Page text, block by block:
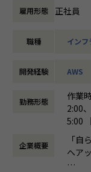
・トレノケートア
*EC-Council,
**Fortinet
****Marketing
【入社後のフロー】
・1ヵ月：社内ツ
のアカウント作成
プログラムガイド
【仕事内容】
スタートアップか
発 / 構築〜リリース
構築」「開発 / 構
【Sun terrasの特徴
■豊富なキャリアパ
・上流工程から下
0%以上を占めてい
雇用形態 正社員
職種 イン
開発経験 AWS
勤務形態
作業
2:00
5:00
働き
時
休憩
企業概要
「自
へア